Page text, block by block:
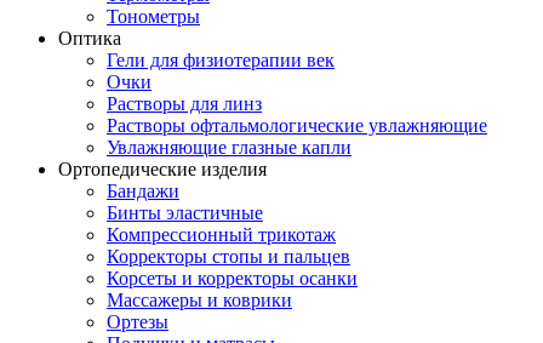
Тонометры
Оптика
Гели для физиотерапии век
Очки
Растворы для линз
Растворы офтальмологические увлажняющие
Увлажняющие глазные капли
Ортопедические изделия
Бандажи
Бинты эластичные
Компрессионный трикотаж
Корректоры стопы и пальцев
Корсеты и корректоры осанки
Массажеры и коврики
Ортезы